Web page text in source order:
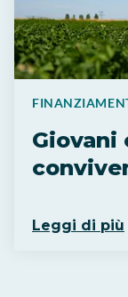
Giovani
Leggi di più